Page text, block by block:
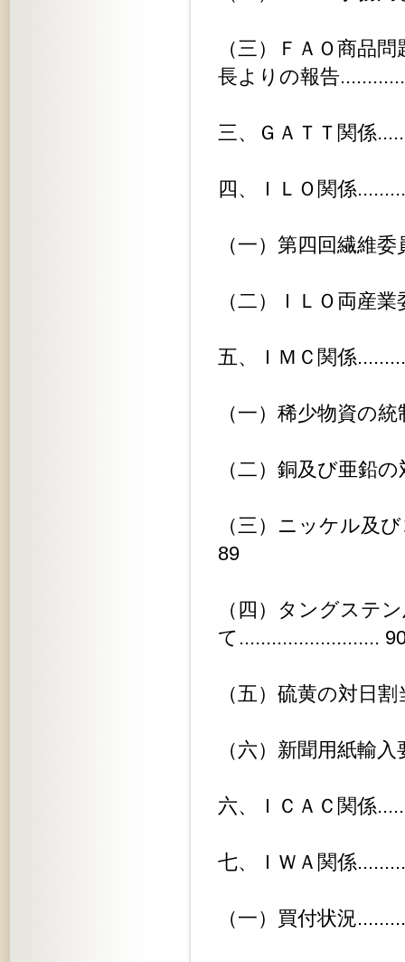
（三）ＦＡＯ商品
長よりの報告
三、ＧＡＴＴ関係
四、ＩＬＯ関係
（一）第四回繊維
（二）ＩＬＯ両産
五、ＩＭＣ関係
（一）稀少物資の
（二）銅及び亜鉛
（三）ニッケル及
89
（四）タングステ
て..........................
（五）硫黄の対日
（六）新聞用紙輸
六、ＩＣＡＣ関係
七、ＩＷＡ関係
（一）買付状況